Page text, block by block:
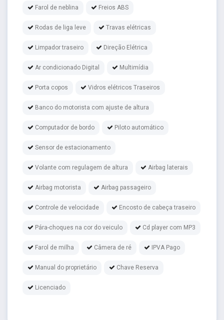
Farol de neblina Freios ABS
Rodas de liga leve Travas elétricas
Limpador traseiro Direção Elétrica
Ar condicionado Digital Multimídia
Porta copos Vidros elétricos Traseiros
Banco do motorista com ajuste de altura
Computador de bordo Piloto automático
Sensor de estacionamento
Volante com regulagem de altura Airbag laterais
Airbag motorista Airbag passageiro
Controle de velocidade Encosto de cabeça traseiro
Pára-choques na cor do veiculo Cd player com MP3
Farol de milha Câmera de ré IPVA Pago
Manual do proprietário Chave Reserva
Licenciado